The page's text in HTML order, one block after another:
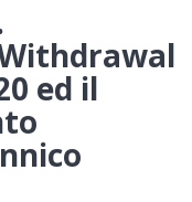
ed il